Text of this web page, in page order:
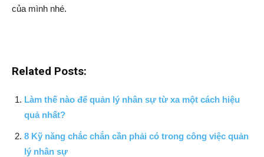
của mình nhé.
Related Posts:
Làm thế nào để quản lý nhân sự từ xa một cách hiệu
quả nhất?
8 Kỹ năng chắc chắn cần phải có trong công việc quản
lý nhân sự